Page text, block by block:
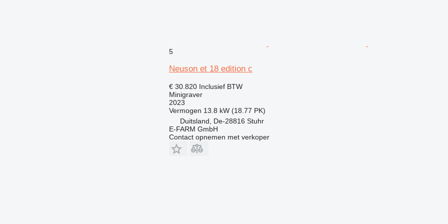
5
Neuson et 18 edition c
€ 30.820 Inclusief BTW
Minigraver
2023
Vermogen 13.8 kW (18.77 PK)
Duitsland, De-28816 Stuhr
E-FARM GmbH
Contact opnemen met verkoper